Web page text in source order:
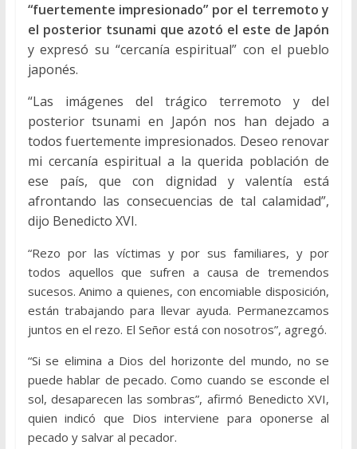
“fuertemente impresionado” por el terremoto y
el posterior tsunami que azotó el este de Japón
y expresó su “cercanía espiritual” con el pueblo
japonés.
“Las imágenes del trágico terremoto y del
posterior tsunami en Japón nos han dejado a
todos fuertemente impresionados. Deseo renovar
mi cercanía espiritual a la querida población de
ese país, que con dignidad y valentía está
afrontando las consecuencias de tal calamidad”,
dijo Benedicto XVI.
“Rezo por las víctimas y por sus familiares, y por
todos aquellos que sufren a causa de tremendos
sucesos. Animo a quienes, con encomiable disposición,
están trabajando para llevar ayuda. Permanezcamos
juntos en el rezo. El Señor está con nosotros”, agregó.
“Si se elimina a Dios del horizonte del mundo, no se
puede hablar de pecado. Como cuando se esconde el
sol, desaparecen las sombras”, afirmó Benedicto XVI,
quien indicó que Dios interviene para oponerse al
pecado y salvar al pecador.